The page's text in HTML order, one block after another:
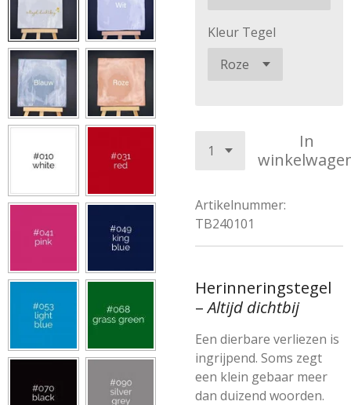
Kleur Tegel
In
Artikelnummer:
TB240101
Herinneringstegel
–Altijd dichtbij
Een dierbare verliezen is
ingrijpend. Soms zegt
een klein gebaar meer
dan duizend woorden.